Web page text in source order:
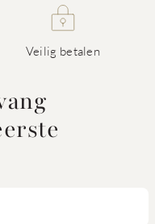
Veilig betalen